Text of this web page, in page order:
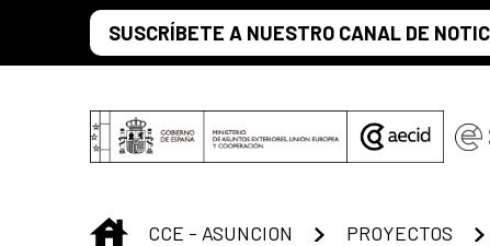
Saltar al contenido principal
SUSCRÍBETE A NUESTRO CANAL DE
INICIO
CCE - ASUNCION PROYECTOS